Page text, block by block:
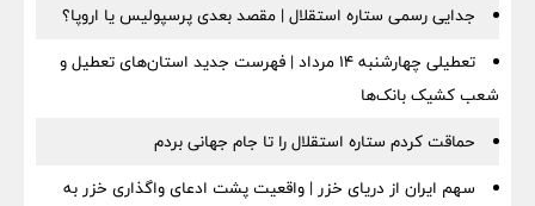
جدایی رسمی ستاره استقلال | مقصد بعدی پرسپولیس یا اروپا؟
تعطیلی چهارشنبه ۱۴ مرداد | فهرست جدید استان‌های تعطیل و
شعب کشیک بانک‌ها
حماقت کردم ستاره استقلال را تا جام جهانی بردم
سهم ایران از دریای خزر | واقعیت پشت ادعای واگذاری خزر به